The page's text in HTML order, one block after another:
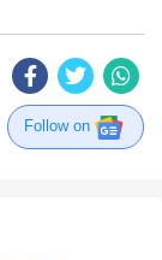
Follow on